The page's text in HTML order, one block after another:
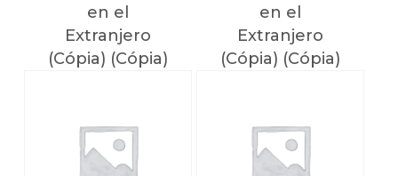
en el
Extranjero
(Cópia) (Cópia)
(Cópia) (Cópia)
(Cópia)
en el
Extranjero
(Cópia) (Cópia)